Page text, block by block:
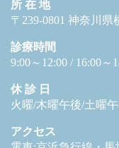
所 在 地
〒239-0801 神奈川
診療時間
9:00～12:00 / 16:00～
休 診 日
火曜/木曜午後/土曜
アクセス